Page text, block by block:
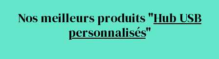
Nos meilleurs produits "Hub USB
personnalisés"